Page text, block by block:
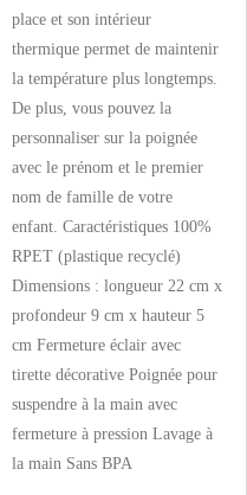
place et son intérieur
thermique permet de maintenir
la température plus longtemps.
De plus, vous pouvez la
personnaliser sur la poignée
avec le prénom et le premier
nom de famille de votre
enfant. Caractéristiques 100%
RPET (plastique recyclé)
Dimensions : longueur 22 cm x
profondeur 9 cm x hauteur 5
cm Fermeture éclair avec
tirette décorative Poignée pour
suspendre à la main avec
fermeture à pression Lavage à
la main Sans BPA